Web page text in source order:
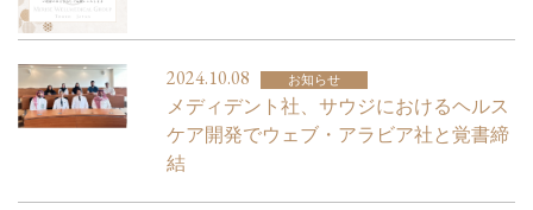
2024.10.08 お知らせ
メディデント社、サウジにおけるヘルス
ケア開発でウェブ・アラビア社と覚書締
結